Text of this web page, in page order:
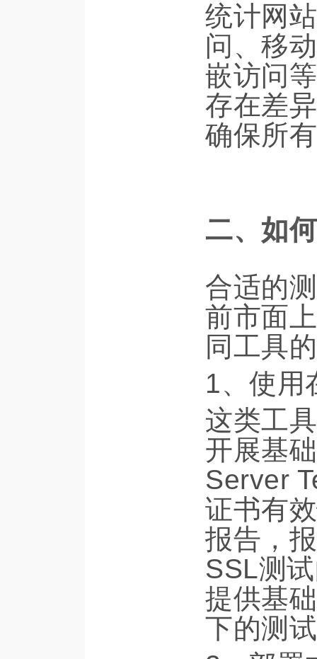
统计网
问、移
嵌访问
存在差
确保所
二、如
合适的
前市面
同工具
1、使用
这类工
开展基
Server
证书有
报告，
SSL测
提供基
下的测